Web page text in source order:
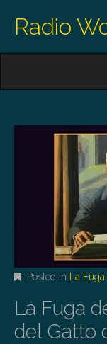
Radio
N
O
Posted in La
La Fuga
del Gatto